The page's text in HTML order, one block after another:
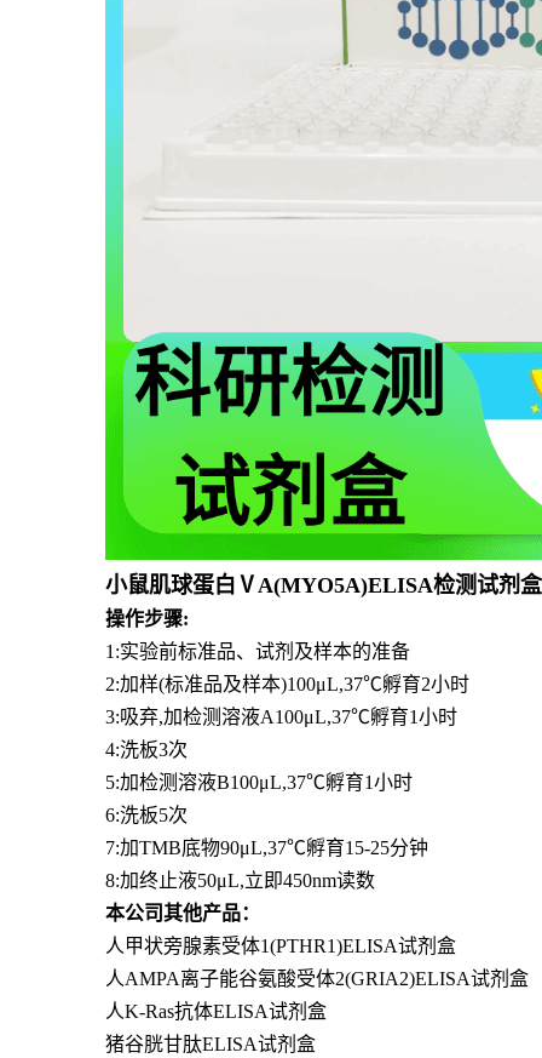
小鼠肌球蛋白ⅤA(MYO5A)ELISA检测试剂
操作步骤:
1:实验前标准品、试剂及样本的准备
2:加样(标准品及样本)100μL,37℃孵育2小时
3:吸弃,加检测溶液A100μL,37℃孵育1小时
4:洗板3次
5:加检测溶液B100μL,37℃孵育1小时
6:洗板5次
7:加TMB底物90μL,37℃孵育15-25分钟
8:加终止液50μL,立即450nm读数
本公司其他产品：
人甲状旁腺素受体1(PTHR1)ELISA试剂盒
人AMPA离子能谷氨酸受体2(GRIA2)ELISA试剂盒
人K-Ras抗体ELISA试剂盒
猪谷胱甘肽ELISA试剂盒